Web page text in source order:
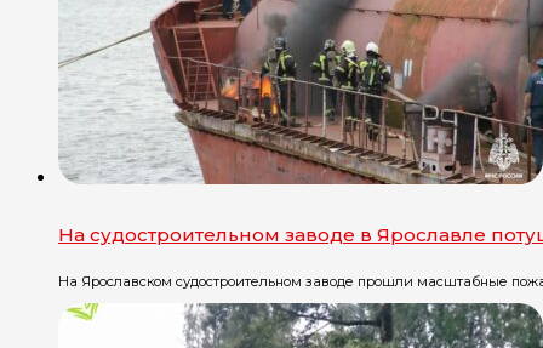
На судостроительном заводе в Ярославле
На Ярославском судостроительном заводе прошли масштабные